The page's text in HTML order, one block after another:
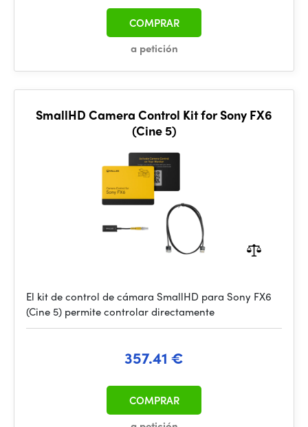
a petición
COMPRAR
SmallHD Camera Control Kit for Sony FX6
(Cine 5)
El kit de control de cámara SmallHD para Sony FX6
(Cine 5) permite controlar directamente
357.41 €
COMPRAR